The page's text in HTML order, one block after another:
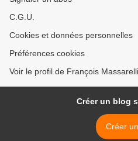
C.G.U.
Cookies et données personnelles
Préférences cookies
Voir le profil de François
Créer un blog
Créer